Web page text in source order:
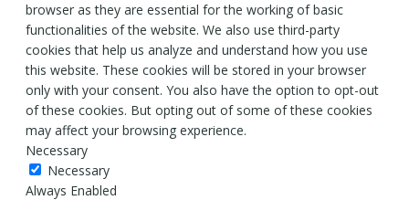
browser as they are essential for the working of basic
functionalities of the website. We also use third-party
cookies that help us analyze and understand how you use
this website. These cookies will be stored in your browser
only with your consent. You also have the option to opt-out
of these cookies. But opting out of some of these cookies
may affect your browsing experience.
Necessary
Necessary
Always Enabled